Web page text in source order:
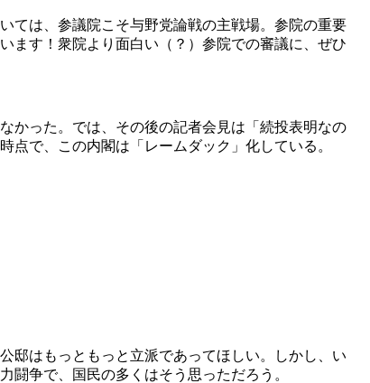
ては、参議院こそ与野党論戦の主戦場。参院の重要
ます！衆院より面白い（？）参院での審議に、ぜひ
かった。では、その後の記者会見は「続投表明なの
で、この内閣は「レームダック」化している。
邸はもっともっと立派であってほしい。しかし、い
闘争で、国民の多くはそう思っただろう。